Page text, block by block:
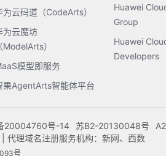
为云码道（CodeArts）
为云魔坊
（ModelArts）
模型即服务
果AgentArts智能体平台
Huawei
Group
Huawei
Developers
20004760号-14 苏B2-20130048号
代理域名注册服务机构：新网、西数
号